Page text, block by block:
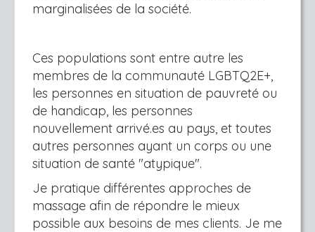
marginalisées de la société.
Ces populations sont entre autre les
membres de la communauté LGBTQ2E+,
les personnes en situation de pauvreté ou
de handicap, les personnes
nouvellement arrivé.es au pays, et toutes
autres personnes ayant un corps ou une
situation de santé "atypique".
Je pratique différentes approches de
massage afin de répondre le mieux
possible aux besoins de mes clients. Je me